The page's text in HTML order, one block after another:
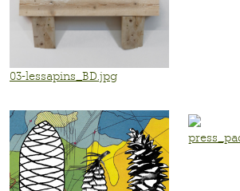
03-lessapins_BD.jpg